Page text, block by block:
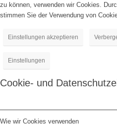
zu können, verwenden wir Cookies.
stimmen Sie der Verwendung von
Einstellungen akzeptieren
Einstellungen
Cookie- und
Wie wir Cookies verwenden